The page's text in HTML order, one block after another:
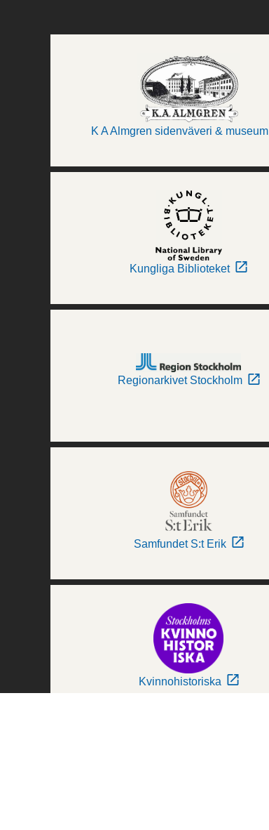
K A Almgren sidenväveri & museum
Kungliga Biblioteket
Regionarkivet Stockholm
Samfundet S:t Erik
Kvinnohistoriska